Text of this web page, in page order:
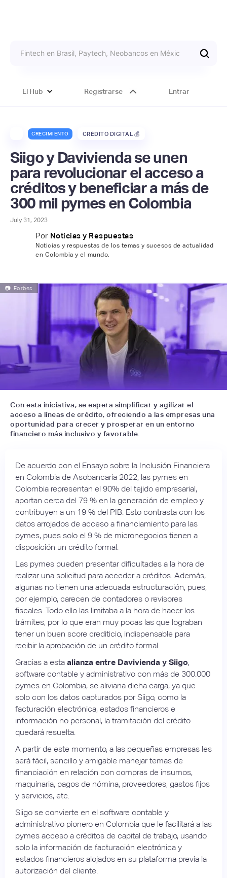
El Hub Registrarse Entrar
CRECIMIENTO CRÉDITO DIGITAL 💰
Siigo y Davivienda se unen
para revolucionar el acceso a
créditos y beneficiar a más de
300 mil pymes en Colombia
July 31, 2023
Por Noticias y Respuestas
Noticias y respuestas de los temas y sucesos de actualidad
en Colombia y el mundo.
📷 Forbes
Con esta iniciativa, se espera simplificar y agilizar el
acceso a líneas de crédito, ofreciendo a las empresas una
oportunidad para crecer y prosperar en un entorno
financiero más inclusivo y favorable.
De acuerdo con el Ensayo sobre la Inclusión Financiera
en Colombia de Asobancaria 2022, las pymes en
Colombia representan el 90% del tejido empresarial,
aportan cerca del 79 % en la generación de empleo y
contribuyen a un 19 % del PIB. Esto contrasta con los
datos arrojados de acceso a financiamiento para las
pymes, pues solo el 9 % de micronegocios tienen a
disposición un crédito formal.
Las pymes pueden presentar dificultades a la hora de
realizar una solicitud para acceder a créditos. Además,
algunas no tienen una adecuada estructuración, pues,
por ejemplo, carecen de contadores o revisores
fiscales. Todo ello las limitaba a la hora de hacer los
trámites, por lo que eran muy pocas las que lograban
tener un buen score crediticio, indispensable para
recibir la aprobación de un crédito formal.
Gracias a esta alianza entre Davivienda y Siigo,
software contable y administrativo con más de 300.000
pymes en Colombia, se aliviana dicha carga, ya que
solo con los datos capturados por Siigo, como la
facturación electrónica, estados financieros e
información no personal, la tramitación del crédito
quedará resuelta.
A partir de este momento, a las pequeñas empresas les
será fácil, sencillo y amigable manejar temas de
financiación en relación con compras de insumos,
maquinaria, pagos de nómina, proveedores, gastos fijos
y servicios, etc.
Siigo se convierte en el software contable y
administrativo pionero en Colombia que le facilitará a las
pymes acceso a créditos de capital de trabajo, usando
solo la información de facturación electrónica y
estados financieros alojados en su plataforma previa la
autorización del cliente.